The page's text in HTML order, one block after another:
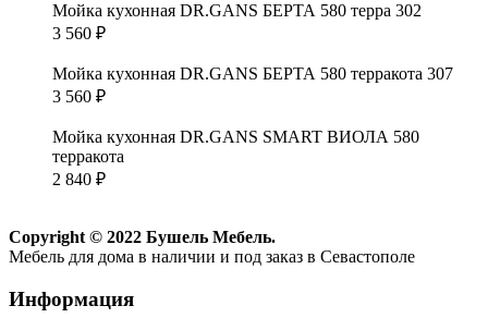
Мойка кухонная DR.GANS БЕРТА 580 терра 302
3 560 ₽
Мойка кухонная DR.GANS БЕРТА 580 терракота 307
3 560 ₽
Мойка кухонная DR.GANS SMART ВИОЛА 580
терракота
2 840 ₽
Copyright © 2022 Бушель Мебель.
Мебель для дома в наличии и под заказ в Севастополе
Информация